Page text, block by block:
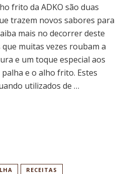
frito da ADKO são duas
trazem novos sabores para
mais no decorrer deste
muitas vezes roubam a
e um toque especial aos
e o alho frito. Estes
utilizados de …
RECEITAS